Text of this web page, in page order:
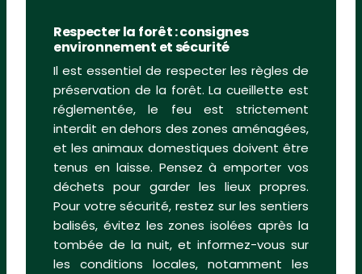
Respecter la forêt : consignes
environnement et sécurité
Il est essentiel de respecter les règles de
préservation de la forêt. La cueillette est
réglementée, le feu est strictement
interdit en dehors des zones aménagées,
et les animaux domestiques doivent être
tenus en laisse. Pensez à emporter vos
déchets pour garder les lieux propres.
Pour votre sécurité, restez sur les sentiers
balisés, évitez les zones isolées après la
tombée de la nuit, et informez-vous sur
les conditions locales, notamment les